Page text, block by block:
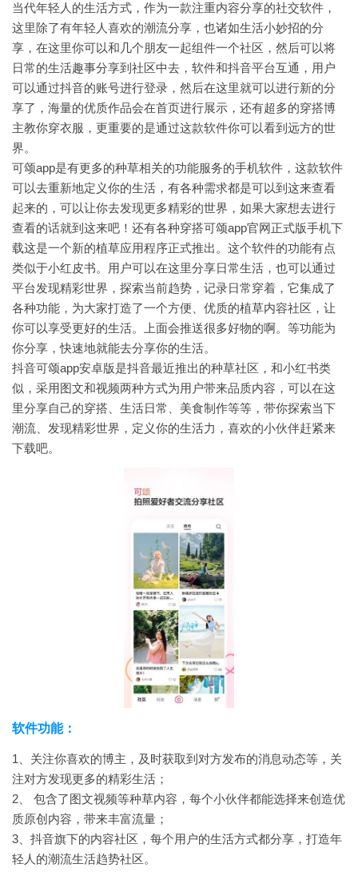
当代年轻人的生活方式，作为一款注重内容分享的社交软件，
这里除了有年轻人喜欢的潮流分享，也诸如生活小妙招的分
享，在这里你可以和几个朋友一起组件一个社区，然后可以将
日常的生活趣事分享到社区中去，软件和抖音平台互通，用户
可以通过抖音的账号进行登录，然后在这里就可以进行新的分
享了，海量的优质作品会在首页进行展示，还有超多的穿搭博
主教你穿衣服，更重要的是通过这款软件你可以看到远方的世
界。
可颂app是有更多的种草相关的功能服务的手机软件，这款软件
可以去重新地定义你的生活，有各种需求都是可以到这来查看
起来的，可以让你去发现更多精彩的世界，如果大家想去进行
查看的话就到这来吧！还有各种穿搭可颂app官网正式版手机下
载这是一个新的植草应用程序正式推出。这个软件的功能有点
类似于小红皮书。用户可以在这里分享日常生活，也可以通过
平台发现精彩世界，探索当前趋势，记录日常穿着，它集成了
各种功能，为大家打造了一个方便、优质的植草内容社区，让
你可以享受更好的生活。上面会推送很多好物的啊。等功能为
你分享，快速地就能去分享你的生活。
抖音可颂app安卓版是抖音最近推出的种草社区，和小红书类
似，采用图文和视频两种方式为用户带来品质内容，可以在这
里分享自己的穿搭、生活日常、美食制作等等，带你探索当下
潮流、发现精彩世界，定义你的生活力，喜欢的小伙伴赶紧来
下载吧。
软件功能：
1、关注你喜欢的博主，及时获取到对方发布的消息动态等，关
注对方发现更多的精彩生活；
2、 包含了图文视频等种草内容，每个小伙伴都能选择来创造优
质原创内容，带来丰富流量；
3、抖音旗下的内容社区，每个用户的生活方式都分享，打造年
轻人的潮流生活趋势社区。